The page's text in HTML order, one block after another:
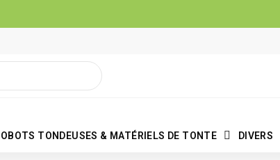
TONDEUSES & MATÉRIELS DE TONTE DIVERS